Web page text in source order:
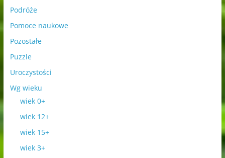
Podróże
Pomoce naukowe
Pozostałe
Puzzle
Uroczystości
Wg wieku
wiek 0+
wiek 12+
wiek 15+
wiek 3+